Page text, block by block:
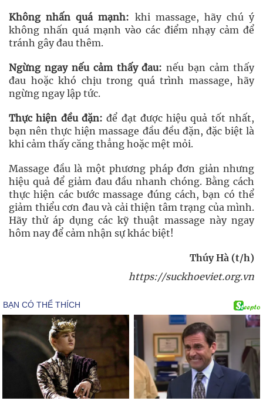
Không nhấn quá mạnh: khi massage, hãy chú ý
không nhấn quá mạnh vào các điểm nhạy cảm để
tránh gây đau thêm.
Ngừng ngay nếu cảm thấy đau: nếu bạn cảm thấy
đau hoặc khó chịu trong quá trình massage, hãy
ngừng ngay lập tức.
Thực hiện đều đặn: để đạt được hiệu quả tốt nhất,
bạn nên thực hiện massage đầu đều đặn, đặc biệt là
khi cảm thấy căng thẳng hoặc mệt mỏi.
Massage đầu là một phương pháp đơn giản nhưng
hiệu quả để giảm đau đầu nhanh chóng. Bằng cách
thực hiện các bước massage đúng cách, bạn có thể
giảm thiểu cơn đau và cải thiện tâm trạng của mình.
Hãy thử áp dụng các kỹ thuật massage này ngay
hôm nay để cảm nhận sự khác biệt!
Thúy Hà (t/h)
https://suckhoeviet.org.vn